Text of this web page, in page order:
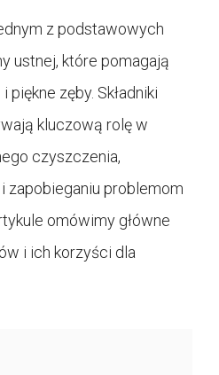
z podstawowych
ustnej, które pomagają
zęby. Składniki
kluczową rolę w
czyszczenia,
zapobieganiu problemom
omówimy główne
i ich korzyści dla